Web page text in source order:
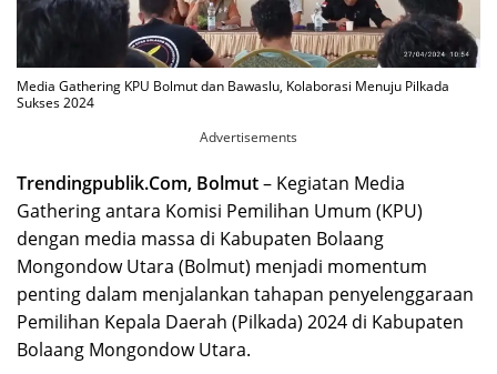
Media Gathering KPU Bolmut dan Bawaslu, Kolaborasi Menuju Pilkada
Sukses 2024
Advertisements
Trendingpublik.Com, Bolmut– Kegiatan Media
Gathering antara Komisi Pemilihan Umum (KPU)
dengan media massa di Kabupaten Bolaang
Mongondow Utara (Bolmut) menjadi momentum
penting dalam menjalankan tahapan penyelenggaraan
Pemilihan Kepala Daerah (Pilkada) 2024 di Kabupaten
Bolaang Mongondow Utara.